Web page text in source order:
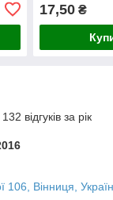
17,50₴
відгуків за рік
106, Вінниця,